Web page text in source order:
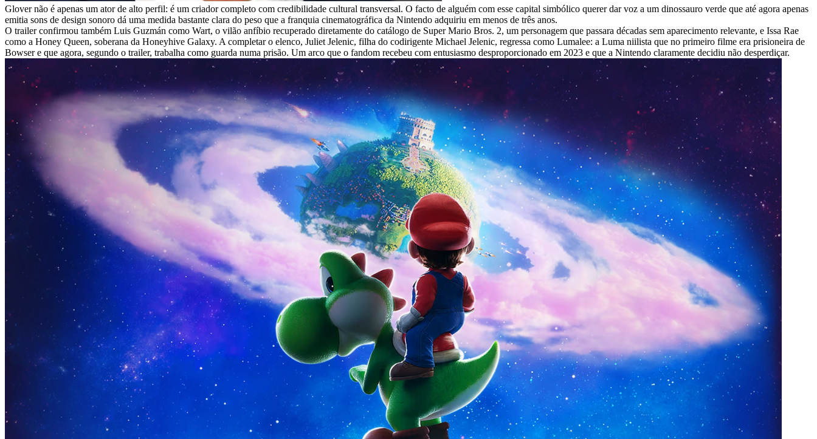
Glover não é apenas um ator de alto perfil: é um criador completo com credibilidade cultural transversal. O facto de alguém com esse capital simbólico querer dar voz a um dinossauro verde que até agora apenas
emitia sons de design sonoro dá uma medida bastante clara do peso que a franquia cinematográfica da Nintendo adquiriu em menos de três anos.
O trailer confirmou também Luis Guzmán como Wart, o vilão anfíbio recuperado diretamente do catálogo de Super Mario Bros. 2, um personagem que passara décadas sem aparecimento relevante, e Issa Rae
como a Honey Queen, soberana da Honeyhive Galaxy. A completar o elenco, Juliet Jelenic, filha do codirigente Michael Jelenic, regressa como Lumalee: a Luma niilista que no primeiro filme era prisioneira de
Bowser e que agora, segundo o trailer, trabalha como guarda numa prisão. Um arco que o fandom recebeu com entusiasmo desproporcionado em 2023 e que a Nintendo claramente decidiu não desperdiçar.